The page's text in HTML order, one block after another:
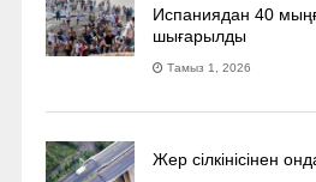
Испаниядан 40
шығарылды
Тамыз 1, 2026
Жер сілкінісінен